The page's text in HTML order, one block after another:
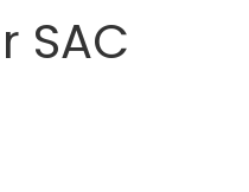
SAC